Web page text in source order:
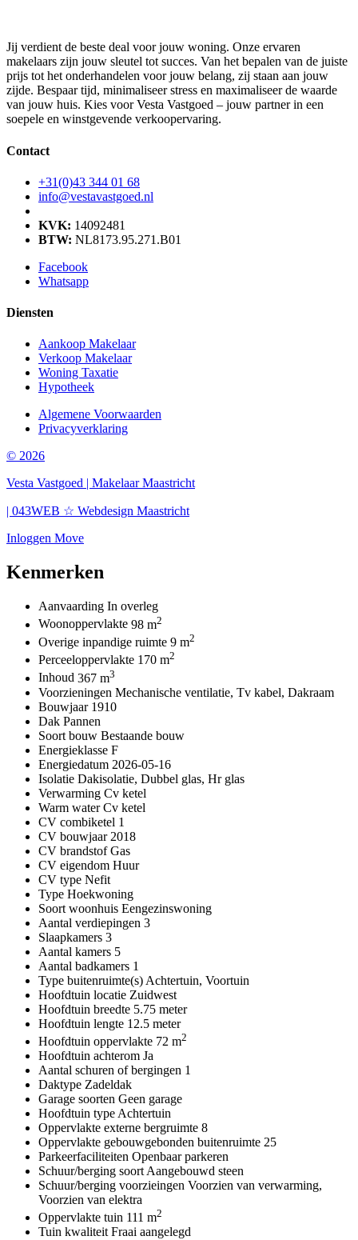
Jij verdient de beste deal voor jouw woning. Onze ervaren
makelaars zijn jouw sleutel tot succes. Van het bepalen van de juiste
prijs tot het onderhandelen voor jouw belang, zij staan aan jouw
zijde. Bespaar tijd, minimaliseer stress en maximaliseer de waarde
van jouw huis. Kies voor Vesta Vastgoed – jouw partner in een
soepele en winstgevende verkoopervaring.
Contact
+31(0)43 344 01 68
info@vestavastgoed.nl
KVK: 14092481
BTW: NL8173.95.271.B01
Facebook
Whatsapp
Diensten
Aankoop Makelaar
Verkoop Makelaar
Woning Taxatie
Hypotheek
Algemene Voorwaarden
Privacyverklaring
© 2026
Vesta Vastgoed | Makelaar Maastricht
| 043WEB ☆ Webdesign Maastricht
Inloggen Move
Kenmerken
Aanvaarding In overleg
Woonoppervlakte 98 m2
Overige inpandige ruimte 9 m2
Perceeloppervlakte 170 m2
Inhoud 367 m3
Voorzieningen Mechanische ventilatie, Tv kabel, Dakraam
Bouwjaar 1910
Dak Pannen
Soort bouw Bestaande bouw
Energieklasse F
Energiedatum 2026-05-16
Isolatie Dakisolatie, Dubbel glas, Hr glas
Verwarming Cv ketel
Warm water Cv ketel
CV combiketel 1
CV bouwjaar 2018
CV brandstof Gas
CV eigendom Huur
CV type Nefit
Type Hoekwoning
Soort woonhuis Eengezinswoning
Aantal verdiepingen 3
Slaapkamers 3
Aantal kamers 5
Aantal badkamers 1
Type buitenruimte(s) Achtertuin, Voortuin
Hoofdtuin locatie Zuidwest
Hoofdtuin breedte 5.75 meter
Hoofdtuin lengte 12.5 meter
Hoofdtuin oppervlakte 72 m2
Hoofdtuin achterom Ja
Aantal schuren of bergingen 1
Daktype Zadeldak
Garage soorten Geen garage
Hoofdtuin type Achtertuin
Oppervlakte externe bergruimte 8
Oppervlakte gebouwgebonden buitenruimte 25
Parkeerfaciliteiten Openbaar parkeren
Schuur/berging soort Aangebouwd steen
Schuur/berging voorzieingen Voorzien van verwarming,
Voorzien van elektra
Oppervlakte tuin 111 m2
Tuin kwaliteit Fraai aangelegd